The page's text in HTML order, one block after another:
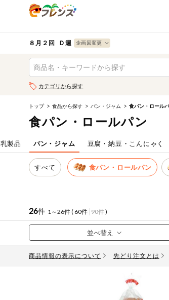
ログイン
生協加入はこちら
登録から開始まで
注文番号注文
お気に入り注文
注文履歴注文
８月２回 Ｄ週
果物
肉・ハム・ソ
ーセージ
魚介・加工品
米・雑穀など
パン・ジャム
豆腐・納豆・
こんにゃく
果物すべて
カテゴリから探す
検索条件を指定してください。全項目に
キーワード
キーワードをすべて含む
いずれかのキーワードを含む
メーカー名
カテゴリ
トップ 食品から探す パン・ジャム 食パン・ロール
食パン・ロールパン
製品 パン・ジャム 豆腐・納豆・こんにゃく
すべて 食パン・ロールパン
26件 1～26件 ( 60件 90件)
商品情報の表示について 先どり注文とは